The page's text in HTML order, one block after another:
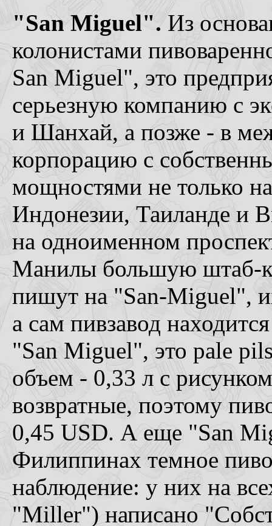
"San Miguel".Из
колонистами
San Miguel", это
серьезную компанию с
и Шанхай, а позже - в
корпорацию с
мощностями не только
Индонезии, Таиланде и
на одноименном
Манилы большую штаб-
пишут на "San-Miguel",
а сам пивзавод
"San Miguel", это pale
объем - 0,33 л с
возвратные, поэтому
0,45 USD. А еще "San
Филиппинах темное
наблюдение: у них на
"Miller") написано